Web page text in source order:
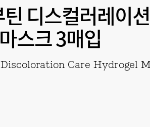
디스컬러레이
스크 3매입
Care Hydrogel